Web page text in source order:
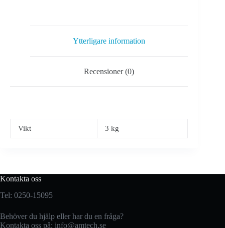
Ytterligare information
Recensioner (0)
Vikt 3 kg
Kontakta oss
Tel: 0250-15095
Behöver du hjälp eller har du en fråga?
Kontakta oss på: info@amtech.se